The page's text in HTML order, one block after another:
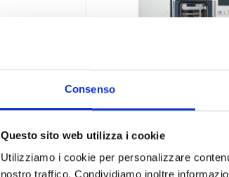
Consenso
Questo sito web utilizza i cookie
Utilizziamo i cookie per personalizzare
nostro traffico. Condividiamo inoltre
Liofilizzatore